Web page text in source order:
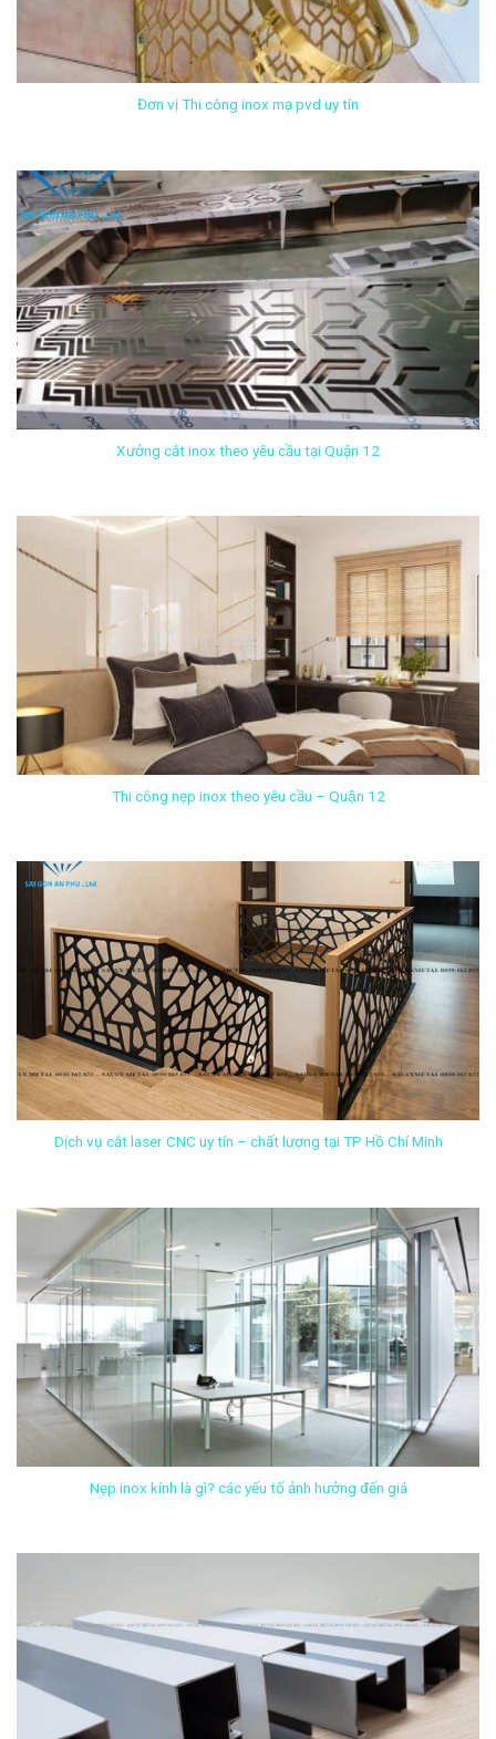
Đơn vị Thi công inox mạ pvd uy tín
Xưởng cắt inox theo yêu cầu tại Quận 12
Thi công nẹp inox theo yêu cầu – Quận 12
Dịch vụ cắt laser CNC uy tín – chất lượng tại TP Hồ Chí Minh
Nẹp inox kính là gì? các yếu tố ảnh hưởng đến giá